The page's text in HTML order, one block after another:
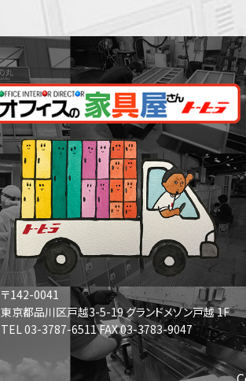
〒142-0041
東京都品川区戸越3-5-19 グランドメゾン戸越 1F
TEL 03-3787-6511 FAX 03-3783-9047